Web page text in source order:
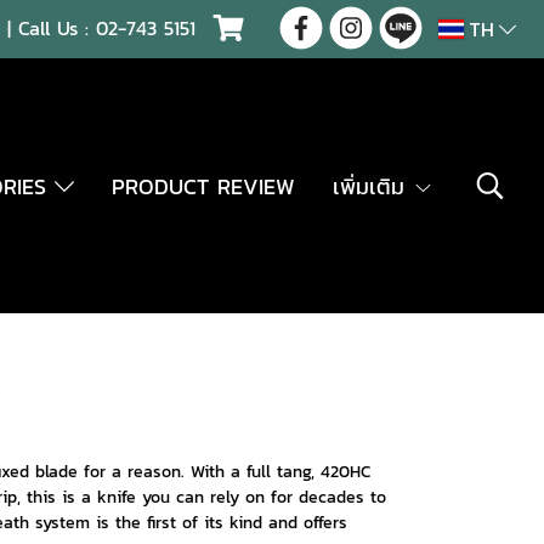
| Call Us :02-743 5151 TH
PRODUCT REVIEW เพิ่มเติม
blade for a reason. With a full tang, 420HC
this is a knife you can rely on for decades to
system is the first of its kind and offers